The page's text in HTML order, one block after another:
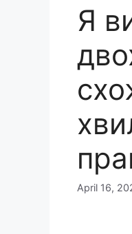
Я
April 16,